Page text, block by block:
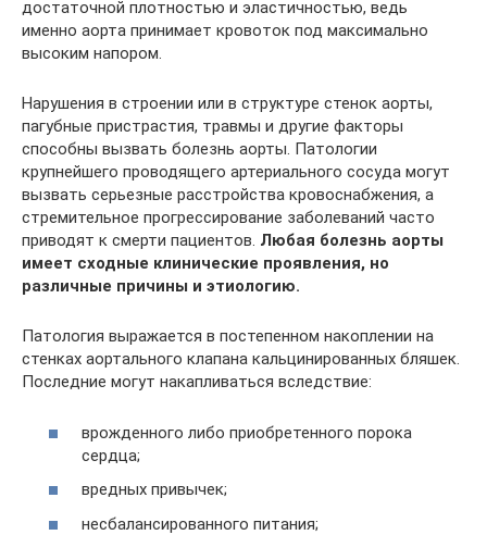
достаточной плотностью и эластичностью, ведь
именно аорта принимает кровоток под максимально
высоким напором.
Нарушения в строении или в структуре стенок аорты,
пагубные пристрастия, травмы и другие факторы
способны вызвать болезнь аорты. Патологии
крупнейшего проводящего артериального сосуда могут
вызвать серьезные расстройства кровоснабжения, а
стремительное прогрессирование заболеваний часто
приводят к смерти пациентов. Любая болезнь аорты
имеет сходные клинические проявления, но
различные причины и этиологию.
Патология выражается в постепенном накоплении на
стенках аортального клапана кальцинированных бляшек.
Последние могут накапливаться вследствие:
врожденного либо приобретенного порока
сердца;
вредных привычек;
несбалансированного питания;